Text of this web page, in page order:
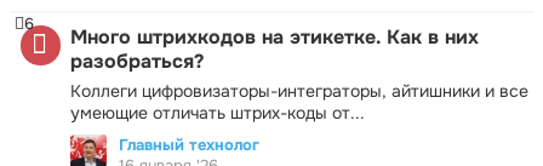
Много штрихкодов на этикетке. Как в них
разобраться?
Коллеги цифровизаторы-интеграторы, айтишники и все
умеющие отличать штрих-коды от...
6
Главный технолог